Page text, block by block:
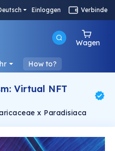
Einloggen Verbinde
Wagen
How to?
Virtual NFT
x Paradisiaca